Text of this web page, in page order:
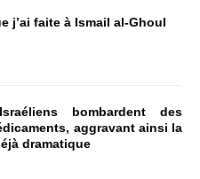
j’ai faite à Ismail al-Ghoul
bombardent des
aggravant ainsi la
dramatique